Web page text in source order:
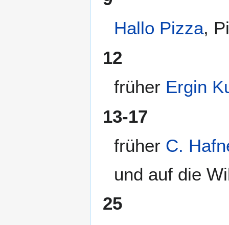
Hallo Pizza,
12
früher Ergin
13-17
früher C.
und auf die
25